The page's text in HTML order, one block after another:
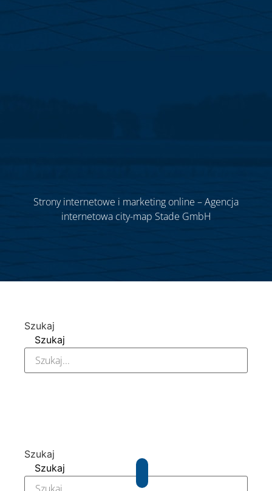
Strony internetowe i marketing online – Agencja
internetowa city-map Stade GmbH
Szukaj
Szukaj
Szukaj
Szukaj